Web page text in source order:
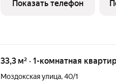
подарят вам высокий
Показать телефон
33,3 м² · 1-комнатная
Моздокская улица,40/1